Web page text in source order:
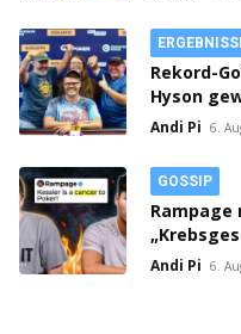
Rekord-
Hyson
Andi Pi 6.
GOSSIP
Rampage
Streit auf
Andi Pi 6.